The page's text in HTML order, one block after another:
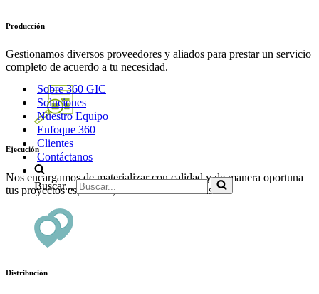
Sobre 360 GIC
Soluciones
Nuestro Equipo
Enfoque 360
Clientes
Contáctanos
Buscar...
Producción
Gestionamos diversos proveedores y aliados para prestar un servicio
completo de acuerdo a tu necesidad.
Ejecución
Nos encargamos de materializar con calidad y de manera oportuna
tus proyectos especiales, como si fueras tú mismo.​
Distribución